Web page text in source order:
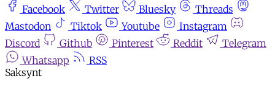
Facebook Twitter Bluesky
Threads
Mastodon
Tiktok Youtube
Instagram
Discord
Github Pinterest Reddit
Telegram
Whatsapp
RSS